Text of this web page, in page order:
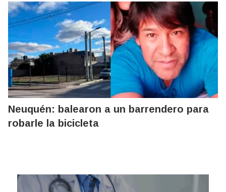
Neuquén: balearon a un barrendero para
robarle la bicicleta